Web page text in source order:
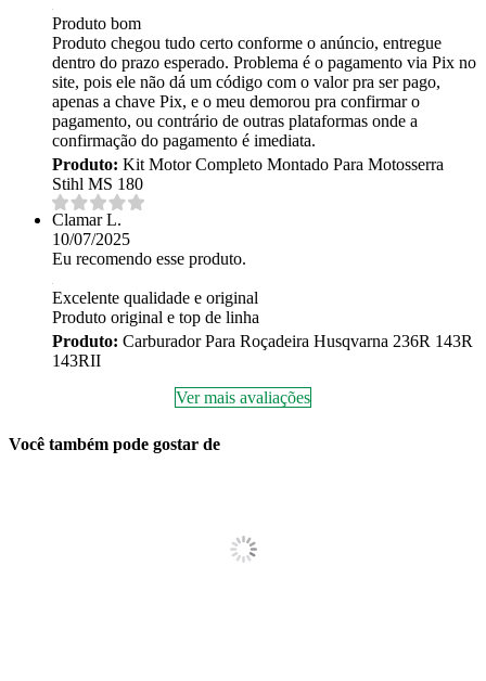
Produto bom
Produto chegou tudo certo conforme o anúncio, entregue
dentro do prazo esperado. Problema é o pagamento via Pix no
site, pois ele não dá um código com o valor pra ser pago,
apenas a chave Pix, e o meu demorou pra confirmar o
pagamento, ou contrário de outras plataformas onde a
confirmação do pagamento é imediata.
Produto: Kit Motor Completo Montado Para Motosserra
Stihl MS 180
Clamar L.
10/07/2025
Eu recomendo esse produto.
Excelente qualidade e original
Produto original e top de linha
Produto: Carburador Para Roçadeira Husqvarna 236R 143R
143RII
Ver mais avaliações
Você também pode gostar de